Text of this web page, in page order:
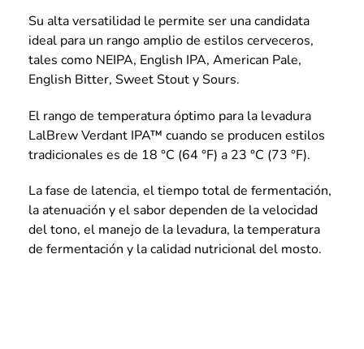
Su alta versatilidad le permite ser una candidata
ideal para un rango amplio de estilos cerveceros,
tales como NEIPA, English IPA, American Pale,
English Bitter, Sweet Stout y Sours.
El rango de temperatura óptimo para la levadura
LalBrew Verdant IPA™ cuando se producen estilos
tradicionales es de 18 °C (64 °F) a 23 °C (73 °F).
La fase de latencia, el tiempo total de fermentación,
la atenuación y el sabor dependen de la velocidad
del tono, el manejo de la levadura, la temperatura
de fermentación y la calidad nutricional del mosto.